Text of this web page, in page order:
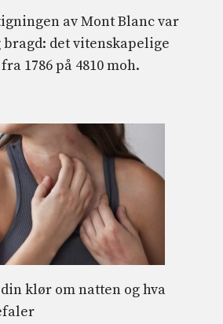
av Mont Blanc var
det vitenskapelige
1786 på 4810 moh.
klør om natten og hva